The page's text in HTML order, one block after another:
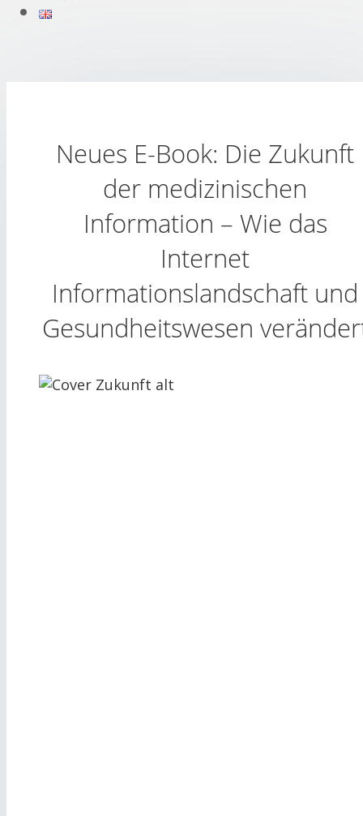
Neues E-Book: Die Zukunft
der medizinischen
Information – Wie das
Internet
Informationslandschaft und
Gesundheitswesen